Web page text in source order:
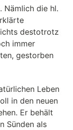
Nämlich die hl.
destotrotz
immer
gestorben
Leben
in den neuen
Er behält
Sünden als